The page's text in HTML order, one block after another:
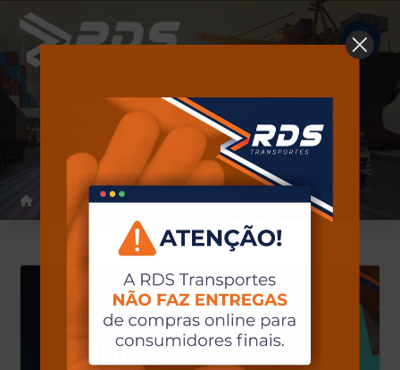
Notícias
Home Notícias #FreteInteligente